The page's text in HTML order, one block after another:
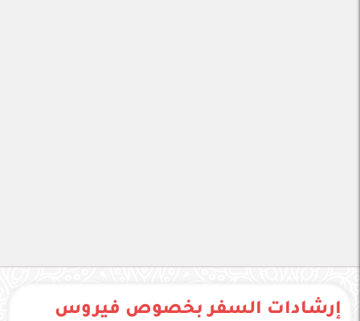
إرشادات السفر بخصوص فيروس